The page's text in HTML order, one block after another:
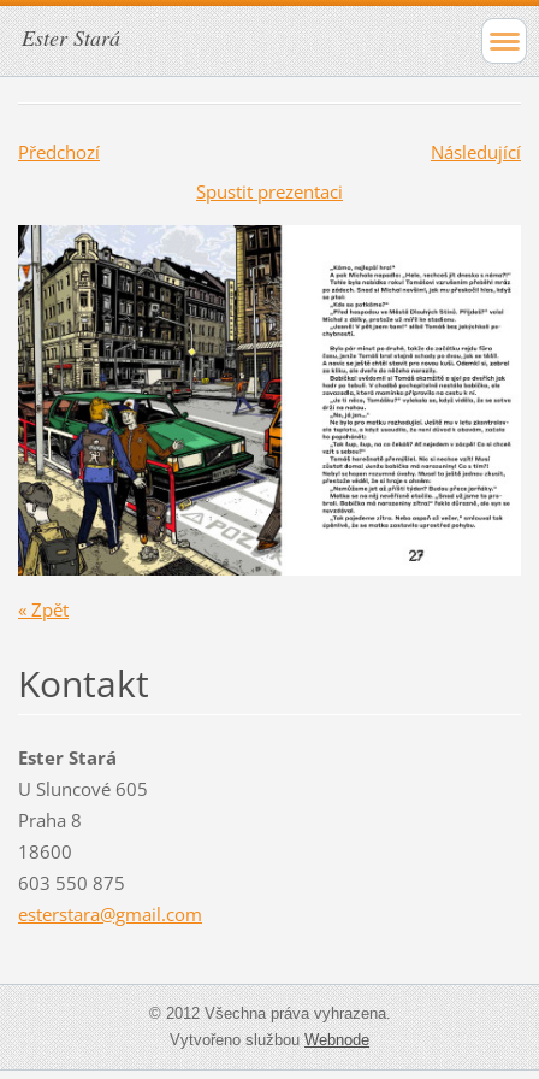
Ester Stará
Předchozí
Následující
Spustit prezentaci
« Zpět
Kontakt
Ester Stará
U Sluncové 605
Praha 8
18600
603 550 875
esterstara@gmail.com
© 2012 Všechna práva vyhrazena.
Vytvořeno službouWebnode